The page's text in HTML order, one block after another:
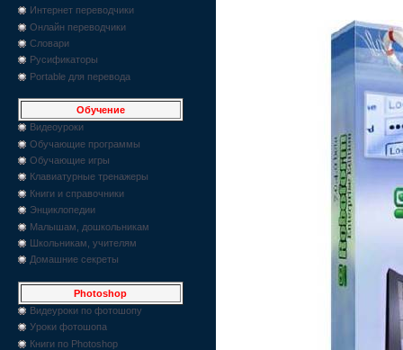
Интернет переводчики
Онлайн переводчики
Словари
Русификаторы
Portable для перевода
Обучение
Видеоуроки
Обучающие программы
Обучающие игры
Клавиатурные тренажеры
Книги и справочники
Энциклопедии
Малышам, дошкольникам
Школьникам, учителям
Домашние секреты
Photoshop
Видеуроки по фотошопу
Уроки фотошопа
Книги по Photoshop